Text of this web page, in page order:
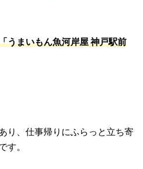
うまいもん魚河岸屋 神戸駅前
り、仕事帰りにふらっと立ち寄
す。